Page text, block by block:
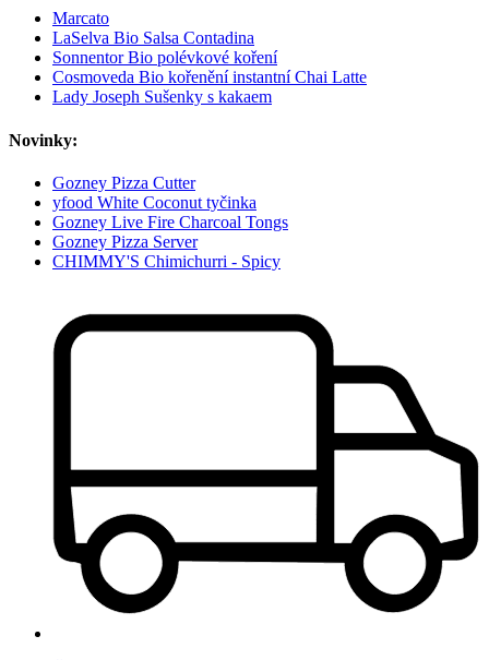
Marcato
LaSelva Bio Salsa Contadina
Sonnentor Bio polévkové koření
Cosmoveda Bio kořenění instantní Chai Latte
Lady Joseph Sušenky s kakaem
Novinky:
Gozney Pizza Cutter
yfood White Coconut tyčinka
Gozney Live Fire Charcoal Tongs
Gozney Pizza Server
CHIMMY'S Chimichurri - Spicy